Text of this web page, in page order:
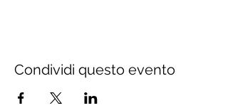
Condividi questo evento